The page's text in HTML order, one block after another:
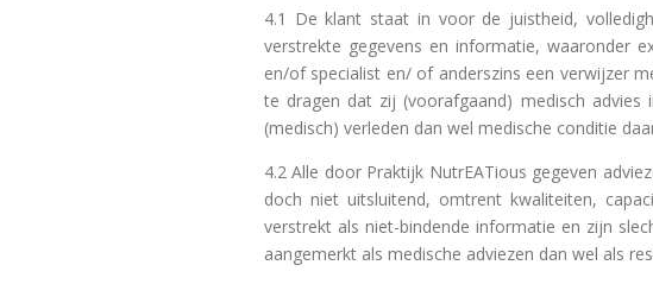
4.1 De klant staat in voor de juistheid,
verstrekte gegevens en informatie, waaronder
en/of specialist en/ of anderszins een verwijzer
te dragen dat zij (voorafgaand) medisch
(medisch) verleden dan wel medische conditie
4.2 Alle door Praktijk NutrEATious gegeven
doch niet uitsluitend, omtrent kwaliteiten,
verstrekt als niet-bindende informatie en zijn
aangemerkt als medische adviezen dan wel als